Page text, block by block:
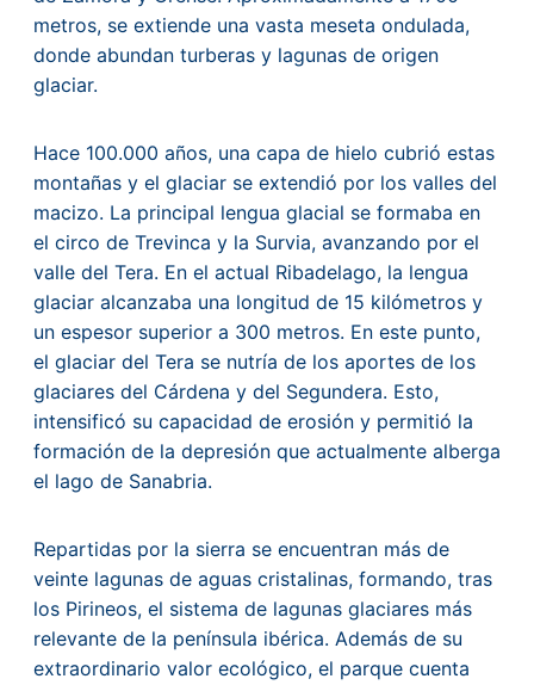
metros, se extiende una vasta meseta ondulada,
donde abundan turberas y lagunas de origen
glaciar.
Hace 100.000 años, una capa de hielo cubrió estas
montañas y el glaciar se extendió por los valles del
macizo. La principal lengua glacial se formaba en
el circo de Trevinca y la Survia, avanzando por el
valle del Tera. En el actual Ribadelago, la lengua
glaciar alcanzaba una longitud de 15 kilómetros y
un espesor superior a 300 metros. En este punto,
el glaciar del Tera se nutría de los aportes de los
glaciares del Cárdena y del Segundera. Esto,
intensificó su capacidad de erosión y permitió la
formación de la depresión que actualmente alberga
el lago de Sanabria.
Repartidas por la sierra se encuentran más de
veinte lagunas de aguas cristalinas, formando, tras
los Pirineos, el sistema de lagunas glaciares más
relevante de la península ibérica. Además de su
extraordinario valor ecológico, el parque cuenta